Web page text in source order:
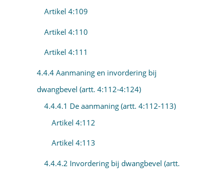
Artikel 4:109
Artikel 4:110
Artikel 4:111
4.4.4 Aanmaning en invordering bij
dwangbevel (artt. 4:112-4:124)
4.4.4.1 De aanmaning (artt. 4:112-113)
Artikel 4:112
Artikel 4:113
4.4.4.2 Invordering bij dwangbevel (artt.